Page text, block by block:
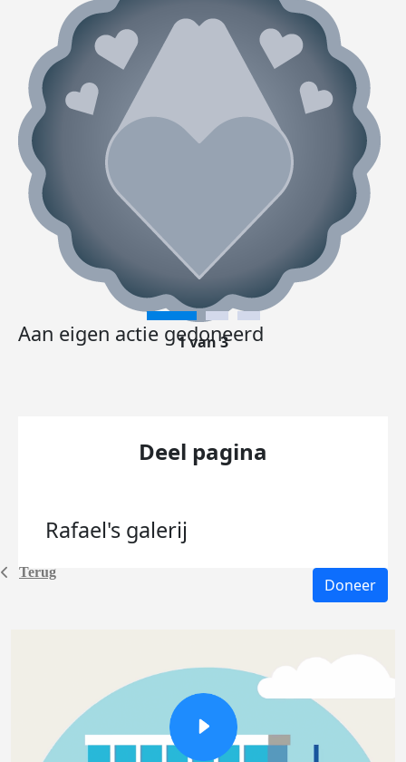
Terug
Aan eigen actie gedoneerd
1 van 3
Deel pagina
Rafael's galerij
Doneer